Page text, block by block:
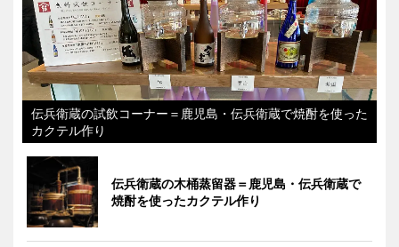
伝兵衛蔵の試飲コーナー＝鹿児島・伝兵衛蔵で焼酎を使った
カクテル作り
伝兵衛蔵の木桶蒸留器＝鹿児島・伝兵衛蔵で
焼酎を使ったカクテル作り